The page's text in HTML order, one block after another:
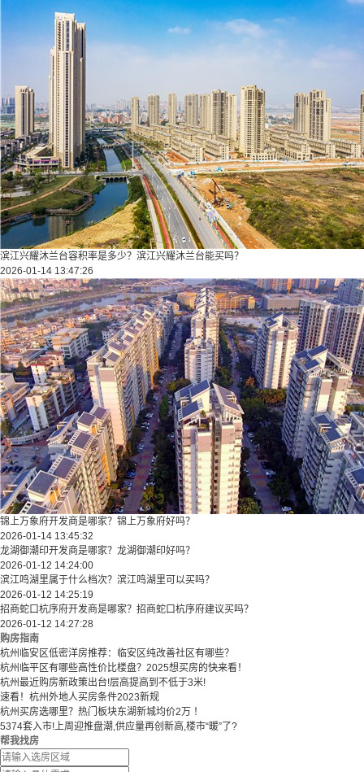
滨江兴耀沐兰台容积率是多少？滨江兴耀沐兰台能买吗？
2026-01-14 13:47:26
锦上万象府开发商是哪家？锦上万象府好吗？
2026-01-14 13:45:32
龙湖御潮印开发商是哪家？龙湖御潮印好吗？
2026-01-12 14:24:00
滨江鸣湖里属于什么档次？滨江鸣湖里可以买吗？
2026-01-12 14:25:19
招商蛇口杭序府开发商是哪家？招商蛇口杭序府建议买吗？
2026-01-12 14:27:28
购房指南
杭州临安区低密洋房推荐：临安区纯改善社区有哪些？
​​杭州临平区有哪些高性价比楼盘？2025想买房的快来看！​
杭州最近购房新政策出台!层高提高到不低于3米!
速看！杭州外地人买房条件2023新规
杭州买房选哪里？热门板块东湖新城均价2万 ！
5374套入市!上周迎推盘潮,供应量再创新高,楼市“暖”了?
帮我找房